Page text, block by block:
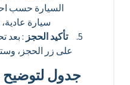
السيارة حسب
سيارة عادية،
تأكيد الحجز: بعد
على زر الحجز،
جدول